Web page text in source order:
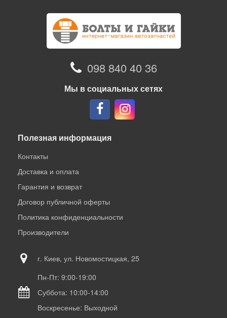
098 840 40 36
Мы в социальных сетях
Полезная информация
Контакты
Доставка и оплата
Гарантия и возврат
Договор публичной оферты
Политика конфиденциальности
Производители
г. Киев, ул. Новомостицкая, 25
Пн-Пт: 9:00-19:00
Суббота: 10:00-14:00
Воскресенье: Выходной